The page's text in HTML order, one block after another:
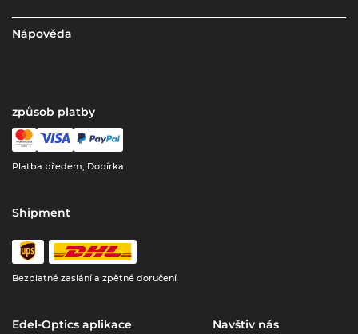
Nápověda
způsob platby
Platba předem, Dobírka
Shipment
Bezplatné zaslání a zpětné doručení
Edel-Optics aplikace Navštiv nás